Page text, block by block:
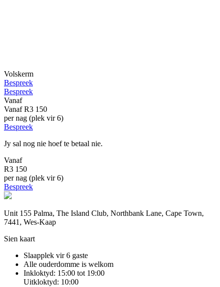
Volskerm
Bespreek
Bespreek
Vanaf
Vanaf R3 150
per nag (plek vir 6)
Bespreek
Jy sal nog nie hoef te betaal nie.
Vanaf
R3 150
per nag (plek vir 6)
Bespreek
Unit 155 Palma, The Island Club, Northbank Lane, Cape Town,
7441, Wes-Kaap
Sien kaart
Slaapplek vir 6 gaste
Alle ouderdomme is welkom
Inkloktyd: 15:00 tot 19:00
Uitkloktyd: 10:00